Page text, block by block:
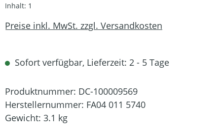
Inhalt: 1
Preise inkl. MwSt. zzgl. Versandkosten
Sofort verfügbar, Lieferzeit: 2 - 5 Tage
Produktnummer: DC-100009569
Herstellernummer: FA04 011 5740
Gewicht: 3.1 kg